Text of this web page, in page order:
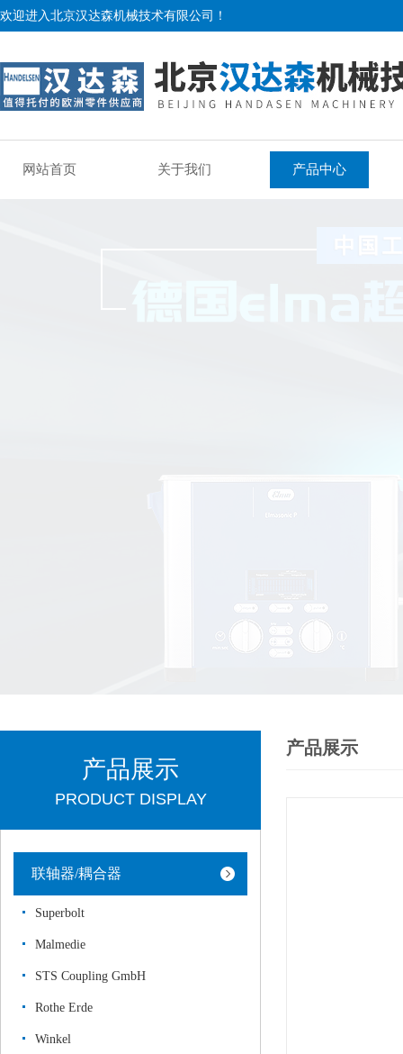
欢迎进入北京汉达森机械技术有限公司！
网站首页 关于我们 产品中心
产品展示
PRODUCT DISPLAY
联轴器/耦合器
Superbolt
Malmedie
STS Coupling GmbH
Rothe Erde
Winkel
产品展示